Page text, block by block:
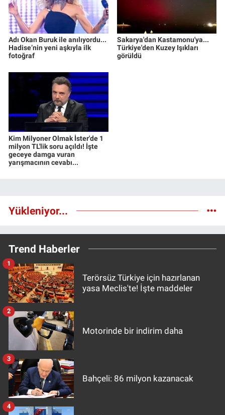
Adı Okan Buruk ile anılıyordu...
Hadise’nin yeni aşkıyla ilk
fotoğraf
Sakarya'dan Kastamonu'ya...
Türkiye'den Kuzey Işıkları
görüldü
Kim Milyoner Olmak İster'de 1
milyon TL'lik soru açıldı! İşte
geceye damga vuran
yarışmacının cevabı...
Yükleniyor...
Trend Haberler
Terörsüz Türkiye için hazırlanan
yasa Meclis'te! İşte maddeler
1
Motorinde bir indirim daha
2
Bahçeli: 86 milyon kazanacak
3
4